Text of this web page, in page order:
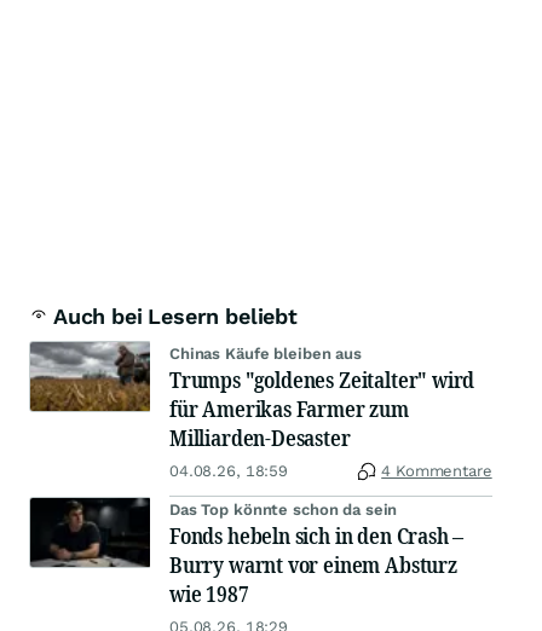
Auch bei Lesern beliebt
Chinas Käufe bleiben aus
Trumps "goldenes Zeitalter" wird
für Amerikas Farmer zum
Milliarden-Desaster
04.08.26, 18:59 4 Kommentare
Das Top könnte schon da sein
Fonds hebeln sich in den Crash –
Burry warnt vor einem Absturz
wie 1987
05.08.26, 18:29